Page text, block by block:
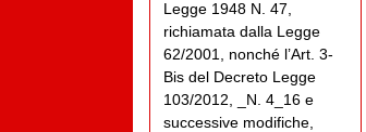
Legge 1948 N. 47,
richiamata dalla Legge
62/2001, nonché l’Art. 3-
Bis del Decreto Legge
103/2012, _N. 4_16 e
successive modifiche,